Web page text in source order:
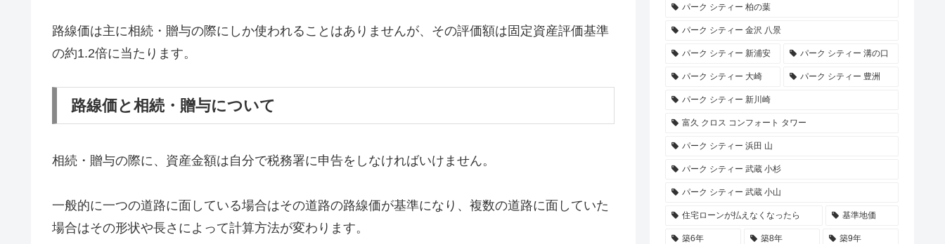
路線価は主に相続・贈与の際にしか使われることはありませんが、その評価額は固定資産評価基準
の約1.2倍に当たります。
路線価と相続・贈与について
相続・贈与の際に、資産金額は自分で税務署に申告をしなければいけません。
一般的に一つの道路に面している場合はその道路の路線価が基準になり、複数の道路に面していた
場合はその形状や長さによって計算方法が変わります。
パーク シティー 柏の葉
パーク シティー 金沢 八景
パーク シティー 新浦安 パーク シティー 溝の口
パーク シティー 大崎 パーク シティー 豊洲
パーク シティー 新川崎
富久 クロス コンフォート タワー
パーク シティー 浜田 山
パーク シティー 武蔵 小杉
パーク シティー 武蔵 小山
住宅ローンが払えなくなったら 基準地価
築6年 築8年 築9年